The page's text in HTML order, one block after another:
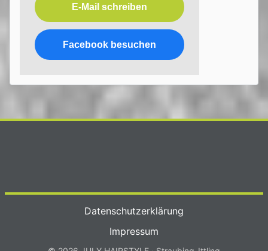
E-Mail schreiben
Facebook besuchen
Datenschutzerklärung
Impressum